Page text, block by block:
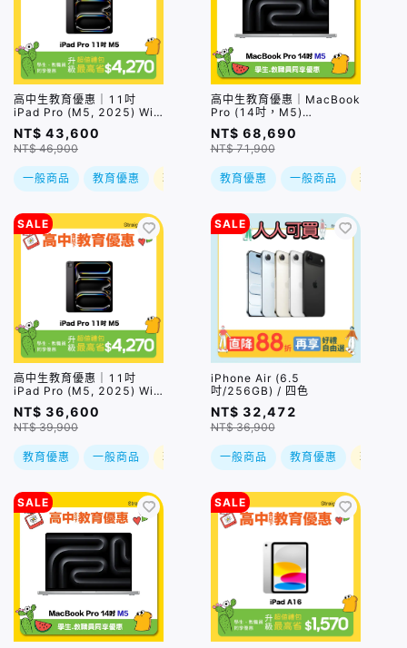
高中生教育優惠｜11吋
iPad Pro (M5, 2025) Wi-
Fi/512GB/ 兩色｜預購，到
貨後依訂單順序出貨
NT$ 43,600
NT$ 46,900
一般商品 教育優惠 現折
高中生教育優惠｜MacBook
Pro (14吋，M5)
(10C/10C
GPU/24GB/1TB) / 兩色｜
預購，到貨後依訂單順序出
NT$ 68,690
NT$ 71,900
教育優惠 一般商品 現折
SALE
高中生教育優惠｜11吋
iPad Pro (M5, 2025) Wi-
Fi/256GB/ 兩色｜預購，到
貨後依訂單順序出貨
NT$ 36,600
NT$ 39,900
教育優惠 一般商品 現折
SALE
iPhone Air (6.5
吋/256GB) / 四色
NT$ 32,472
NT$ 36,900
一般商品 教育優惠 現折
SALE SALE